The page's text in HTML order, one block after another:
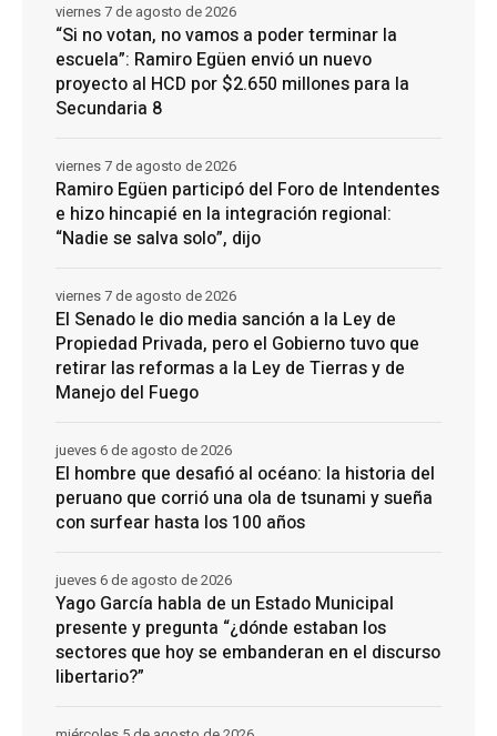
“Si no votan, no vamos a poder terminar la
escuela”: Ramiro Egüen envió un nuevo
proyecto al HCD por $2.650 millones para la
Secundaria 8
viernes 7 de agosto de 2026
Ramiro Egüen participó del Foro de Intendentes
e hizo hincapié en la integración regional:
“Nadie se salva solo”, dijo
viernes 7 de agosto de 2026
El Senado le dio media sanción a la Ley de
Propiedad Privada, pero el Gobierno tuvo que
retirar las reformas a la Ley de Tierras y de
Manejo del Fuego
viernes 7 de agosto de 2026
El hombre que desafió al océano: la historia del
peruano que corrió una ola de tsunami y sueña
con surfear hasta los 100 años
jueves 6 de agosto de 2026
Yago García habla de un Estado Municipal
presente y pregunta “¿dónde estaban los
sectores que hoy se embanderan en el discurso
libertario?”
jueves 6 de agosto de 2026